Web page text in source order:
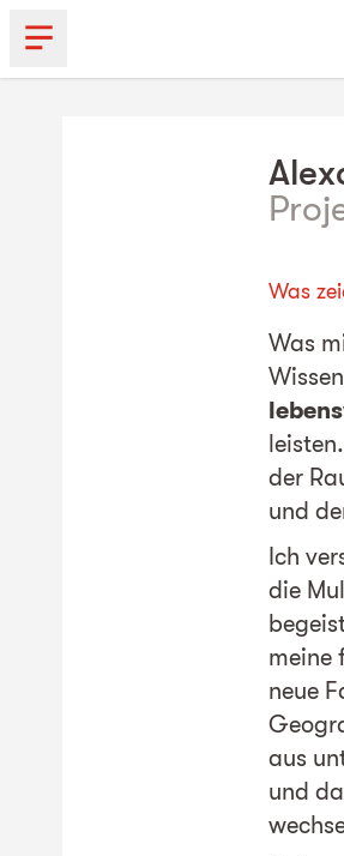
Was
Was
der
und
Ich
die
meine
neue
aus
und